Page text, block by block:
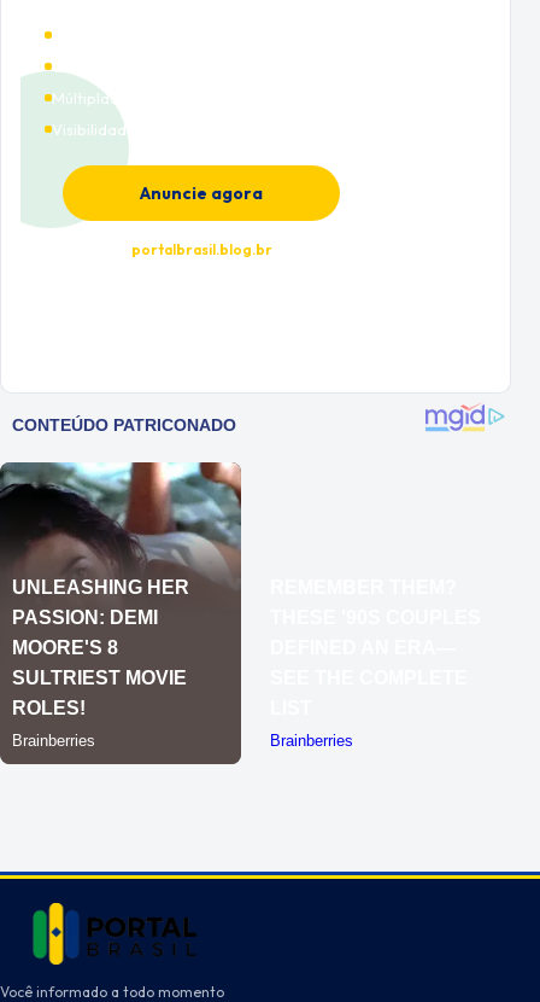
Múltiplas categorias
Visibilidade premium
Anuncie agora
portalbrasil.blog.br
Você informado a todo momento